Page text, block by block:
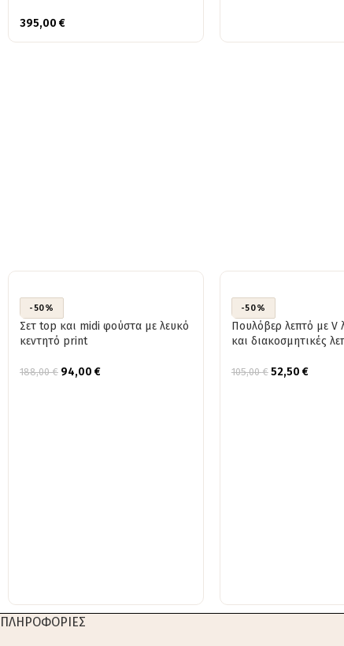
395,00 €
-50%
Σετ top και midi φούστα με λευκό
κεντητό print
188,00€ 94,00 €
-50%
Πουλόβερ λεπτό με V
και διακοσμητικές
105,00€ 52,50 €
ΠΛΗΡΟΦΟΡΙΕΣ